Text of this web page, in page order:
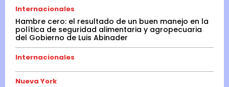
Internacionales
Hambre cero: el resultado de un buen manejo en la
política de seguridad alimentaria y agropecuaria
del Gobierno de Luis Abinader
Internacionales
Nueva York